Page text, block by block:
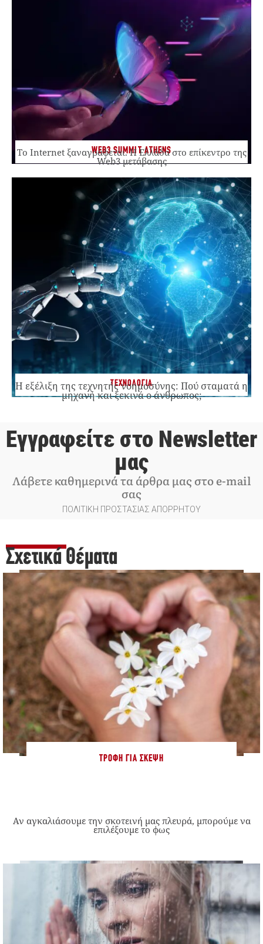
WEB3 SUMMIT ATHENS
Το Internet ξαναγράφεται. Η Ελλάδα στο επίκεντρο της
Web3 μετάβασης
ΤΕΧΝΟΛΟΓΙΑ
Η εξέλιξη της τεχνητής νοημοσύνης: Πού σταματά η
μηχανή και ξεκινά ο άνθρωπος;
Εγγραφείτε στο Newsletter
μας
Λάβετε καθημερινά τα άρθρα μας στο e-mail
σας
ΠΟΛΙΤΙΚΗ ΠΡΟΣΤΑΣΙΑΣ ΑΠΟΡΡΗΤΟΥ
Σχετικά Θέματα
ΤΡΟΦΉ ΓΙΑ ΣΚΈΨΗ
Αν αγκαλιάσουμε την σκοτεινή μας πλευρά, μπορούμε να
επιλέξουμε το φως